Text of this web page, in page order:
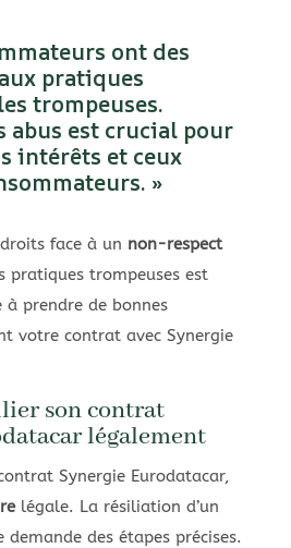
ont des
pratiques
trompeuses.
abus est crucial pour
intérêts et ceux
»
face à un non-respect
pratiques trompeuses est
à prendre de bonnes
votre contrat avec Synergie
son contrat
légalement
Synergie Eurodatacar,
légale. La résiliation d’un
demande des étapes précises.